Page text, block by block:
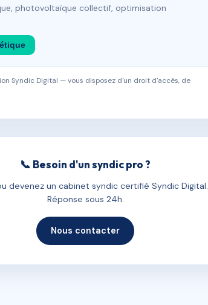
photovoltaïque collectif, optimisation
Syndic Digital — vous disposez d'un droit d'accès, de
📞 Besoin d'un syndic pro ?
devenez un cabinet syndic certifié Syndic Digital.
Réponse sous 24h.
Nous contacter